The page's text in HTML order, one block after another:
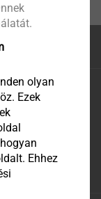
Kft.
olyan
Ezek
Ehhez